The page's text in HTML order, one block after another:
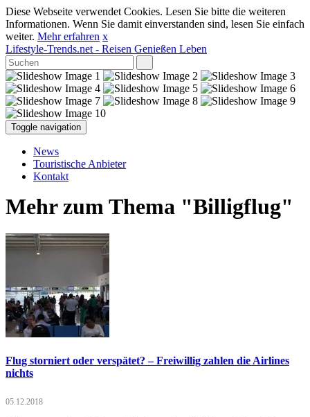
Diese Webseite verwendet Cookies. Lesen Sie bitte die weiteren
Informationen. Wenn Sie damit einverstanden sind, lesen Sie einfach
weiter. Mehr erfahren x
Lifestyle-Trends.net - Reisen Genießen Leben
Toggle navigation
News
Touristische Anbieter
Kontakt
Mehr zum Thema "Billigflug"
Flug storniert oder verspätet? – Freiwillig zahlen die Airlines
nichts
05.12.2018